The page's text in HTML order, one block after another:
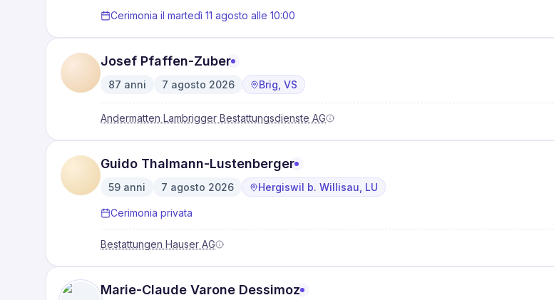
Cerimonia il martedì 11 agosto alle 10:00
Josef Pfaffen-Zuber
87 anni 7 agosto 2026 Brig, VS
Andermatten Lambrigger Bestattungsdienste AG
Guido Thalmann-Lustenberger
59 anni 7 agosto 2026 Hergiswil b. Willisau, LU
Cerimonia privata
Bestattungen Hauser AG
Marie-Claude Varone Dessimoz